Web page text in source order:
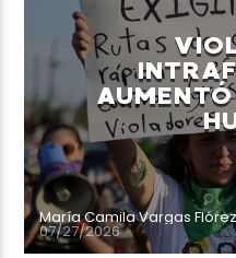
María Camila Vargas
07/27/2026